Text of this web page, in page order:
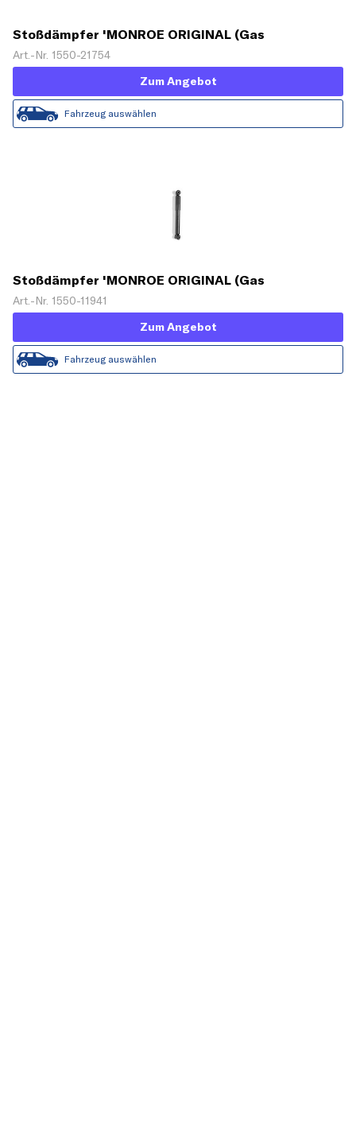
Stoßdämpfer 'MONROE ORIGINAL (Gas
Technology)'
Art.-Nr. 1550-21754
Zum Angebot
Fahrzeug auswählen
Stoßdämpfer 'MONROE ORIGINAL (Gas
Technology)'
Art.-Nr. 1550-11941
Zum Angebot
Fahrzeug auswählen